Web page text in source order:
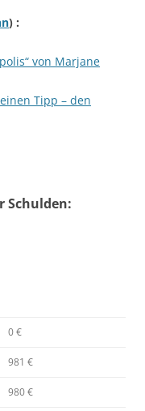
) :
von Marjane
Tipp – den
Schulden:
0 €
981 €
980 €